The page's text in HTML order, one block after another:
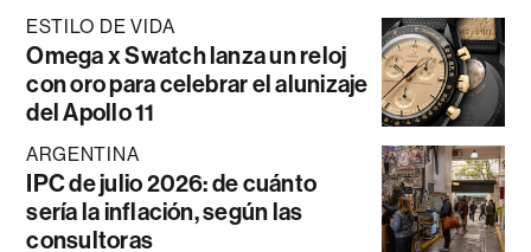
ESTILO DE VIDA
Omega x Swatch lanza un reloj
con oro para celebrar el alunizaje
del Apollo 11
ARGENTINA
IPC de julio 2026: de cuánto
sería la inflación, según las
consultoras